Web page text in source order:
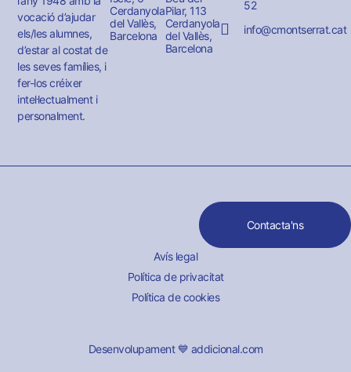
vocació d’ajudar
els/les alumnes,
d’estar al costat de
les seves famílies, i
fer-los créixer
intel·lectualment i
personalment.
Cerdanyola
del Vallès,
Barcelona
Pilar, 113
Cerdanyola
del Vallès,
Barcelona
52
info@cmontserrat.cat
Contacta'ns
Avís legal
Política de privacitat
Política de cookies
Desenvolupament 💙 addicional.com